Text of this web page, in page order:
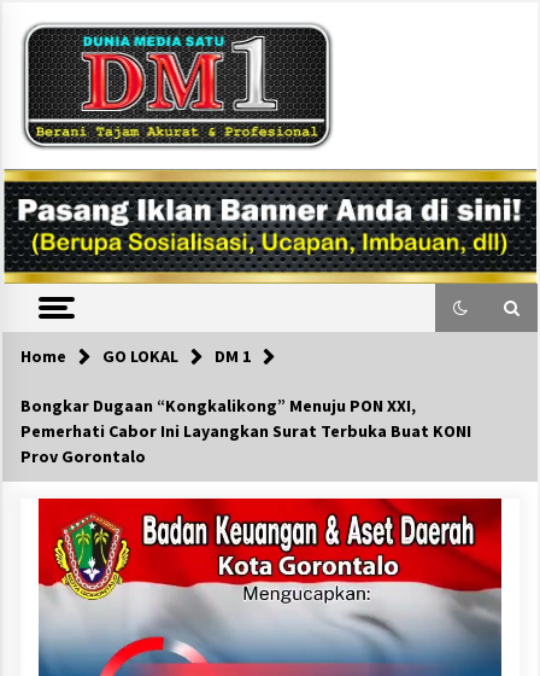
content
DM1
Home GO LOKAL DM 1
Bongkar Dugaan “Kongkalikong” Menuju PON XXI,
Pemerhati Cabor Ini Layangkan Surat Terbuka Buat KONI
Prov Gorontalo